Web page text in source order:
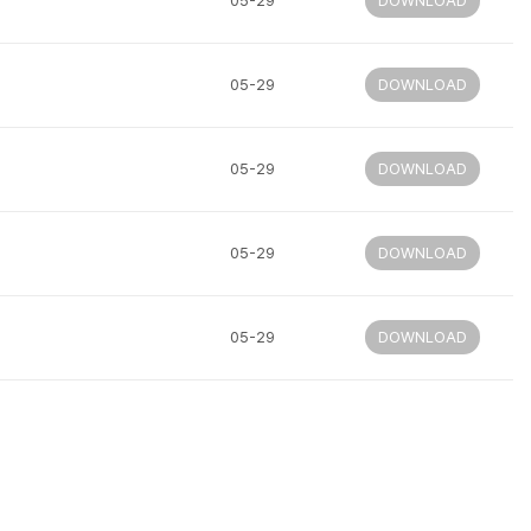
05-29 DOWNLOAD
05-29 DOWNLOAD
05-29 DOWNLOAD
05-29 DOWNLOAD